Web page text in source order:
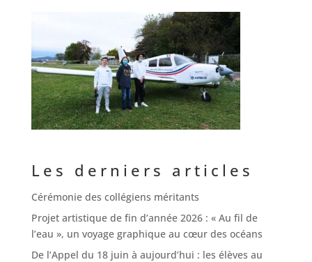
Les derniers articles
Cérémonie des collégiens méritants
Projet artistique de fin d’année 2026 : « Au fil de
l’eau », un voyage graphique au cœur des océans
De l’Appel du 18 juin à aujourd’hui : les élèves au